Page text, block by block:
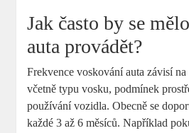
Jak často by se
auta provádět?
Frekvence voskování auta závisí
včetně typu vosku, podmínek
používání vozidla. Obecně se
každé 3 až 6 měsíců. Například